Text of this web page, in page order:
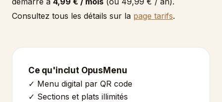
Consultez tous les détails sur la page tarifs.
Ce qu'inclut OpusMenu
✓ Menu digital par QR code
✓ Sections et plats illimités